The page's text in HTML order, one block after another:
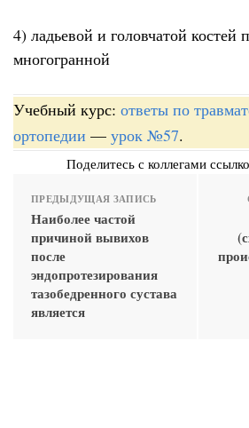
4) ладьевой и головчатой
многогранной
Учебный курс: ответы по
ортопедии — урок №57.
Поделитесь с коллегами
ПРЕДЫДУЩАЯ ЗАПИСЬ
Наиболее частой
причиной вывихов
после
эндопротезирования
тазобедренного сустава
является